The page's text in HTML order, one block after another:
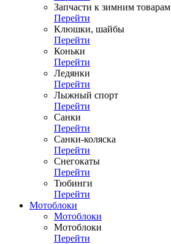
Запчасти к зимним товарам
Перейти
Клюшки, шайбы
Перейти
Коньки
Перейти
Ледянки
Перейти
Лыжный спорт
Перейти
Санки
Перейти
Санки-коляска
Перейти
Снегокаты
Перейти
Тюбинги
Перейти
Мотоблоки
Мотоблоки
Мотоблоки
Перейти